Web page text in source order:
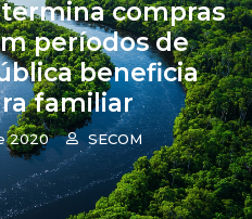
compras
períodos de
beneficia
familiar
2020 SECOM